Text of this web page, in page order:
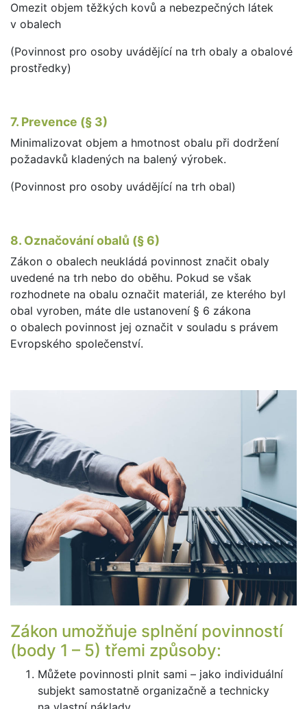
Omezit objem těžkých kovů a nebezpečných látek
v obalech
(Povinnost pro osoby uvádějící na trh obaly a obalové
prostředky)
7. Prevence (§ 3)
Minimalizovat objem a hmotnost obalu při dodržení
požadavků kladených na balený výrobek.
(Povinnost pro osoby uvádějící na trh obal)
8. Označování obalů (§ 6)
Zákon o obalech neukládá povinnost značit obaly
uvedené na trh nebo do oběhu. Pokud se však
rozhodnete na obalu označit materiál, ze kterého byl
obal vyroben, máte dle ustanovení § 6 zákona
o obalech povinnost jej označit v souladu s právem
Evropského společenství.
Zákon umožňuje splnění povinností
(body 1 – 5) třemi způsoby:
Můžete povinnosti plnit sami – jako individuální
subjekt samostatně organizačně a technicky